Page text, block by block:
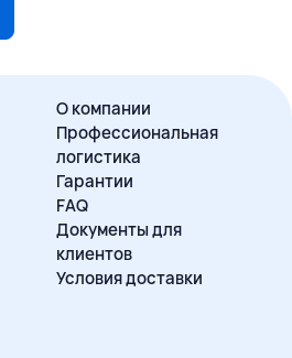
О компании
Профессиональная
логистика
Гарантии
FAQ
Документы для
клиентов
Условия доставки